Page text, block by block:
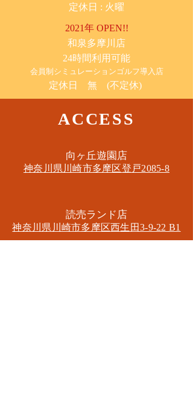
​定休日 : 火曜
2021年 OPEN!!
​和泉多摩川店
24時間利用可能
​会員制シミュレーションゴルフ導入店
定休日 無 (不定休)
ACCESS
​向ヶ丘遊園店
神奈川県川崎市多摩区​登戸2085-8
​読売ランド店
神奈川県川崎市多摩区​西生田3-9-22 B1